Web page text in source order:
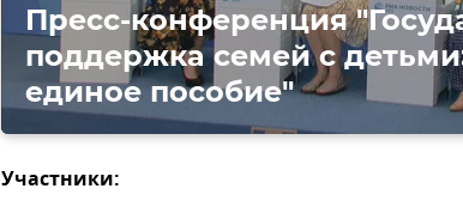
Пресс-конференция
поддержка семей с
единое пособие"
Участники: